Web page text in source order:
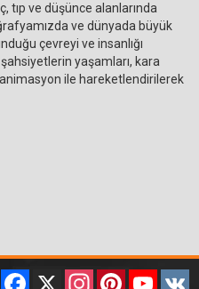
tıp ve düşünce alanlarında
ve dünyada büyük
çevreyi ve insanlığı
yaşamları, kara
ile hareketlendirilerek
Facebook
X InstagramPinterest